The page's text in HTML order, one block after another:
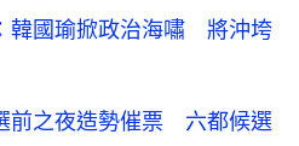
韓國瑜掀政治海嘯 將沖垮
前之夜造勢催票 六都候選